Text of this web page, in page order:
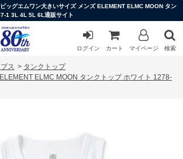
ッグエムワン大きいサイズ メンズ ELEMENT ELMC MOON タン
1 3L 4L 5L 6L通販サイト
ログイン カート マイページ 検索
ス > タンクトップ
ELMC MOON タンクトップ ホワイト 1278-